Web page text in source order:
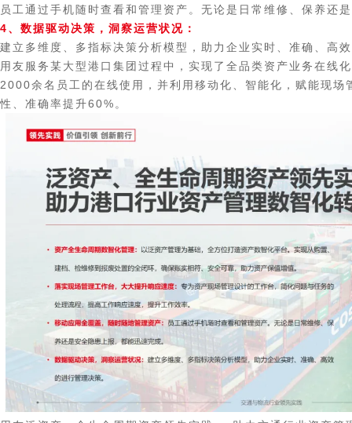
员工通过手机随时查看和管理资产。无论是日常维修、保养还
4、数据驱动决策，洞察运营状况：
建立多维度、多指标决策分析模型，助力企业实时、准确、高
用友服务某大型港口集团过程中，实现了全品类资产业务在线
2000余名员工的在线使用，并利用移动化、智能化，赋能现场
性、准确率提升60%。